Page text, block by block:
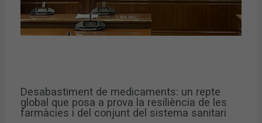
Desabastiment de medicaments: un repte
global que posa a prova la resiliència de les
farmàcies i del conjunt del sistema sanitari